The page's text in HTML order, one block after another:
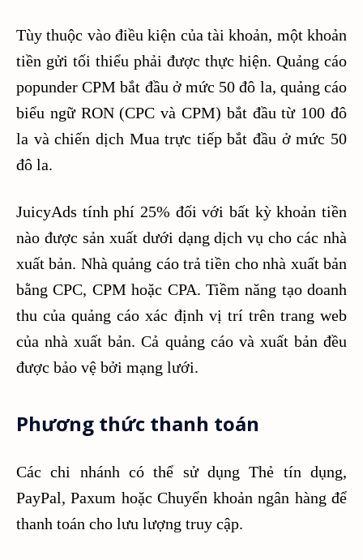
Tùy thuộc vào điều kiện của tài khoản, một khoản
tiền gửi tối thiểu phải được thực hiện. Quảng cáo
popunder CPM bắt đầu ở mức 50 đô la, quảng cáo
biểu ngữ RON (CPC và CPM) bắt đầu từ 100 đô
la và chiến dịch Mua trực tiếp bắt đầu ở mức 50
đô la.
JuicyAds tính phí 25% đối với bất kỳ khoản tiền
nào được sản xuất dưới dạng dịch vụ cho các nhà
xuất bản. Nhà quảng cáo trả tiền cho nhà xuất bản
bằng CPC, CPM hoặc CPA. Tiềm năng tạo doanh
thu của quảng cáo xác định vị trí trên trang web
của nhà xuất bản. Cả quảng cáo và xuất bản đều
được bảo vệ bởi mạng lưới.
Phương thức thanh toán
Các chi nhánh có thể sử dụng Thẻ tín dụng,
PayPal, Paxum hoặc Chuyển khoản ngân hàng để
thanh toán cho lưu lượng truy cập.